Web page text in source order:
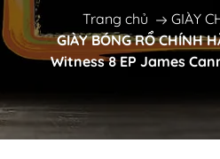
LeBron
James
Green Men
-
Trang chủ
GIÀY
GIÀY BÓNG RỔ CHÍNH
Witness 8 EP James